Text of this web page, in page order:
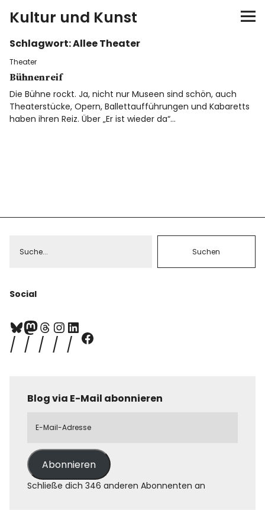
Kultur und Kunst
kultur & kunst
Ausstellungen
Spiele
Schlagwort:Allee Theater
Theater
Bühnenreif
Die Bühne rockt. Ja, nicht nur Museen sind schön, auch
Theaterstücke, Opern, Ballettaufführungen und Kabaretts
haben ihren Reiz. Über „Er ist wieder da“…
Social
Blog via E-Mail abonnieren
Abonnieren
Schließe dich 346 anderen Abonnenten an